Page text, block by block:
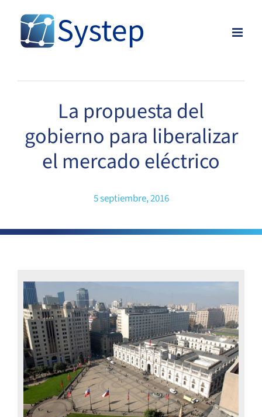
content
La propuesta del
gobierno para liberalizar
el mercado eléctrico
5 septiembre, 2016